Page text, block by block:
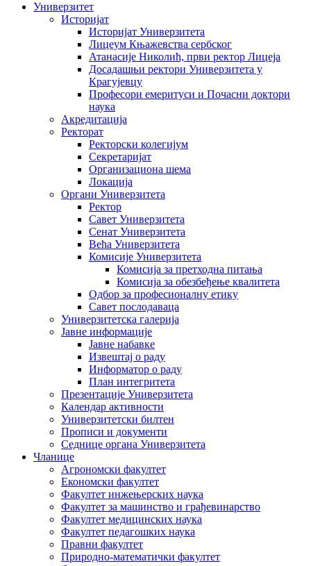
Универзитет
Историјат
Историјат Универзитета
Лицеум Књажевства сербског
Атанасије Николић, први ректор Лицеја
Досадашњи ректори Универзитета у
Крагујевцу
Професори емеритуси и Почасни доктори
наука
Акредитација
Ректорат
Ректорски колегијум
Секретаријат
Организациона шема
Локација
Органи Универзитета
Ректор
Савет Универзитета
Сенат Универзитета
Већа Универзитета
Комисије Универзитета
Комисија за претходна питања
Комисија за обезбеђење квалитета
Одбор за професионалну етику
Савет послодаваца
Универзитетска галерија
Јавне информације
Јавне набавке
Извештај о раду
Информатор о раду
План интегритета
Презентације Универзитета
Календар активности
Универзитетски билтен
Прописи и документи
Седнице органа Универзитета
Чланице
Агрономски факултет
Економски факултет
Факултет инжењерских наука
Факултет за машинство и грађевинарство
Факултет медицинских наука
Факултет педагошких наука
Правни факултет
Природно-математички факултет